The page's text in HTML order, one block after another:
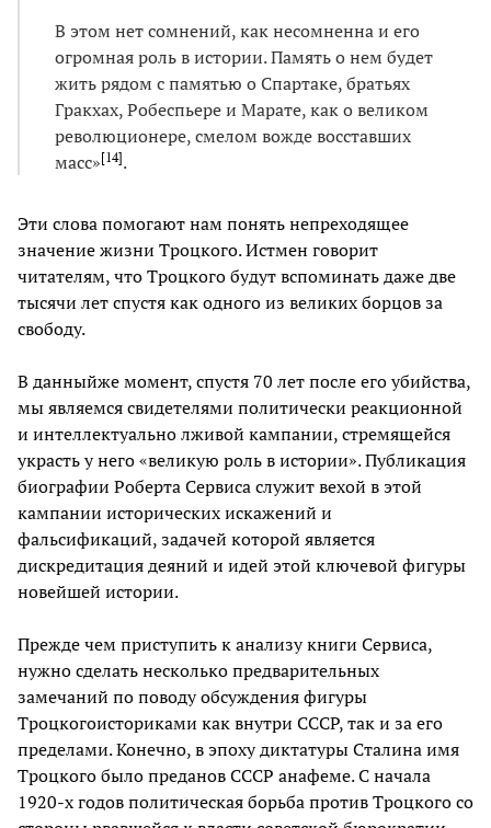
В этом нет сомнений, как несомненна и его
огромная роль в истории. Память о нем будет
жить рядом с памятью о Спартаке, братьях
Гракхах, Робеспьере и Марате, как о великом
революционере, смелом вожде восставших
масс»[14].
Эти слова помогают нам понять непреходящее
значение жизни Троцкого. Истмен говорит
читателям, что Троцкого будут вспоминать даже две
тысячи лет спустя как одного из великих борцов за
свободу.
В данныйже момент, спустя 70 лет после его убийства,
мы являемся свидетелями политически реакционной
и интеллектуально лживой кампании, стремящейся
украсть у него «великую роль в истории». Публикация
биографии Роберта Сервиса служит вехой в этой
кампании исторических искажений и
фальсификаций, задачей которой является
дискредитация деяний и идей этой ключевой фигуры
новейшей истории.
Прежде чем приступить к анализу книги Сервиса,
нужно сделать несколько предварительных
замечаний по поводу обсуждения фигуры
Троцкогоисториками как внутри СССР, так и за его
пределами. Конечно, в эпоху диктатуры Сталина имя
Троцкого было преданов СССР анафеме. С начала
1920-х годов политическая борьба против Троцкого со